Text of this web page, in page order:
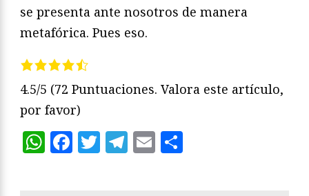
se presenta ante nosotros de manera
metafórica. Pues eso.
4.5/5 (72 Puntuaciones. Valora este artículo,
por favor)
WhatsApp
Facebook
Twitter
Telegram
Email